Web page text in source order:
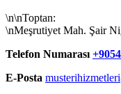
\n\nToptan:
\nMeşrutiyet Mah. Şair
Telefon Numarası
E-Posta